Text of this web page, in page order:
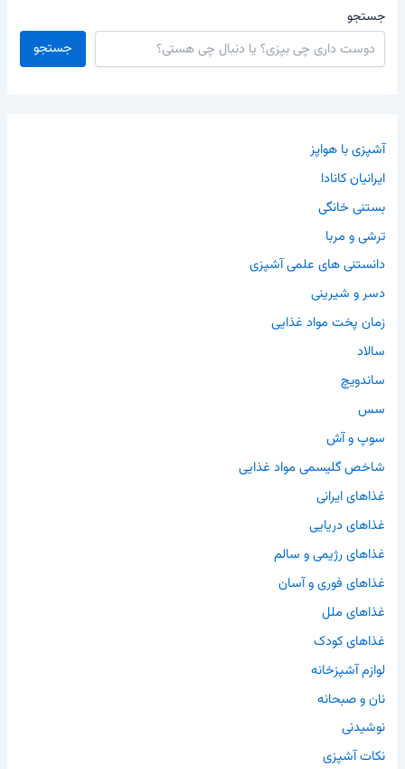
جستجو
جستجو
آشپزی با هواپز
ایرانیان کانادا
بستنی خانگی
ترشی و مربا
دانستنی های علمی آشپزی
دسر و شیرینی
زمان پخت مواد غذایی
سالاد
ساندویچ
سس
سوپ و آش
شاخص گلیسمی مواد غذایی
غذاهای ایرانی
غذاهای دریایی
غذاهای رژیمی و سالم
غذاهای فوری و آسان
غذاهای ملل
غذاهای کودک
لوازم آشپزخانه
نان و صبحانه
نوشیدنی
نکات آشپزی